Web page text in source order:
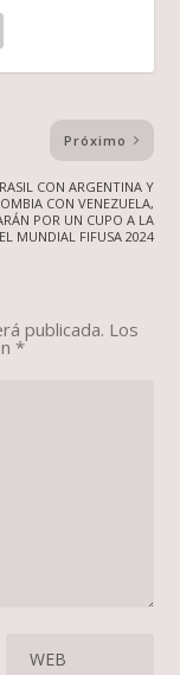
Próximo
CON ARGENTINA Y
CON VENEZUELA,
POR UN CUPO A LA
MUNDIAL FIFUSA 2024
publicada. Los
*